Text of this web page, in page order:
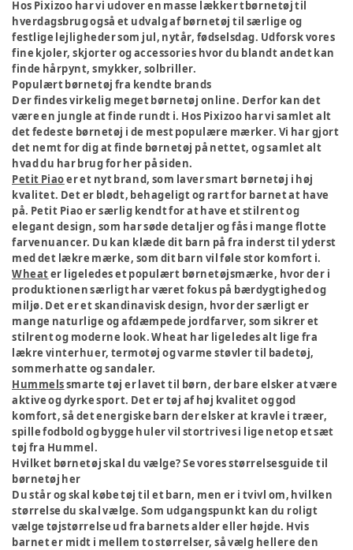
Hos Pixizoo har vi udover en masse lækker tbørnetøj til
hverdagsbrug også et udvalg af børnetøj til særlige og
festlige lejligheder som jul, nytår, fødselsdag. Udforsk vores
fine kjoler, skjorter og accessories hvor du blandt andet kan
finde hårpynt, smykker, solbriller.
Populært børnetøj fra kendte brands
Der findes virkelig meget børnetøj online. Derfor kan det
være en jungle at finde rundt i. Hos Pixizoo har vi samlet alt
det fedeste børnetøj i de mest populære mærker. Vi har gjort
det nemt for dig at finde børnetøj på nettet, og samlet alt
hvad du har brug for her på siden.
Petit Piaoer et nyt brand, som laver smart børnetøj i høj
kvalitet. Det er blødt, behageligt og rart for barnet at have
på. Petit Piao er særlig kendt for at have et stilrent og
elegant design, som har søde detaljer og fås i mange flotte
farvenuancer. Du kan klæde dit barn på fra inderst til yderst
med det lækre mærke, som dit barn vil føle stor komfort i.
Wheater ligeledes et populært børnetøjsmærke, hvor der i
produktionen særligt har været fokus på bærdygtighed og
miljø. Det er et skandinavisk design, hvor der særligt er
mange naturlige og afdæmpede jordfarver, som sikrer et
stilrent og moderne look. Wheat har ligeledes alt lige fra
lækre vinterhuer, termotøj og varme støvler til badetøj,
sommerhatte og sandaler.
Hummelssmarte tøj er lavet til børn, der bare elsker at være
aktive og dyrke sport. Det er tøj af høj kvalitet og god
komfort, så det energiske barn der elsker at kravle i træer,
spille fodbold og bygge huler vil stortrives i lige netop et sæt
tøj fra Hummel.
Hvilket børnetøj skal du vælge? Se vores størrelsesguide til
børnetøj her
Du står og skal købe tøj til et barn, men er i tvivl om, hvilken
størrelse du skal vælge. Som udgangspunkt kan du roligt
vælge tøjstørrelse ud fra barnets alder eller højde. Hvis
barnet er midt i mellem to størrelser, så vælg hellere den